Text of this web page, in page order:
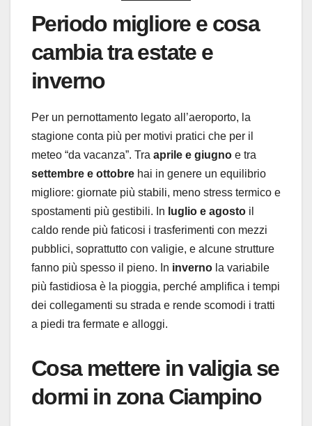
Periodo migliore e cosa
cambia tra estate e
inverno
Per un pernottamento legato all’aeroporto, la
stagione conta più per motivi pratici che per il
meteo “da vacanza”. Tra aprile e giugno e tra
settembre e ottobre hai in genere un equilibrio
migliore: giornate più stabili, meno stress termico e
spostamenti più gestibili. In luglio e agosto il
caldo rende più faticosi i trasferimenti con mezzi
pubblici, soprattutto con valigie, e alcune strutture
fanno più spesso il pieno. In inverno la variabile
più fastidiosa è la pioggia, perché amplifica i tempi
dei collegamenti su strada e rende scomodi i tratti
a piedi tra fermate e alloggi.
Cosa mettere in valigia se
dormi in zona Ciampino